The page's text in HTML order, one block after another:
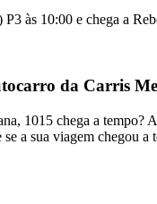
às 10:00 e chega a
da Carris
1015 chega a tempo?
a sua viagem chegou